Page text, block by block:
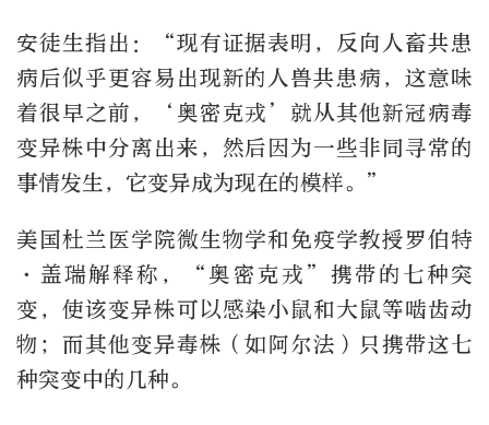
安徒生指出：“现有证据表明，反向人畜共患
病后似乎更容易出现新的人兽共患病，这意味
着很早之前，‘奥密克戎’就从其他新冠病毒
变异株中分离出来，然后因为一些非同寻常的
事情发生，它变异成为现在的模样。”
美国杜兰医学院微生物学和免疫学教授罗伯特
·盖瑞解释称，“奥密克戎”携带的七种突
变，使该变异株可以感染小鼠和大鼠等啮齿动
物；而其他变异毒株（如阿尔法）只携带这七
种突变中的几种。